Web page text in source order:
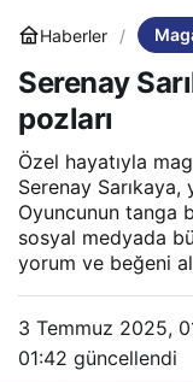
Haberler
Serenay
pozları
Özel hayatıyla
Serenay Sarıkaya,
Oyuncunun tanga
sosyal medyada
yorum ve beğeni
3 Temmuz 2025,
01:42 güncellendi